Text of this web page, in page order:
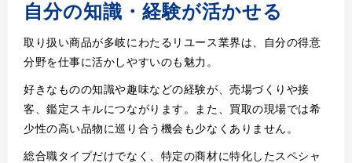
自分の知識・経験が活かせる
取り扱い商品が多岐にわたるリユース業界は、自分の得意
分野を仕事に活かしやすいのも魅力。
好きなものの知識や趣味などの経験が、売場づくりや接
客、鑑定スキルにつながります。また、買取の現場では希
少性の高い品物に巡り合う機会も少なくありません。
総合職タイプだけでなく、特定の商材に特化したスペシャ